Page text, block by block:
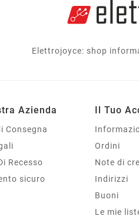
Elettrojoyce: shop
Azienda
Consegna
Recesso
sicuro
Il Tuo
Ordini
Note di
Indirizzi
Buoni
Le mie